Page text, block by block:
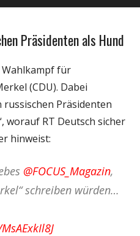
Präsidenten als Hund
Wahlkampf für
(CDU). Dabei
russischen Präsidenten
worauf RT Deutsch sicher
hinweist:
@FOCUS_Magazin,
schreiben würden…